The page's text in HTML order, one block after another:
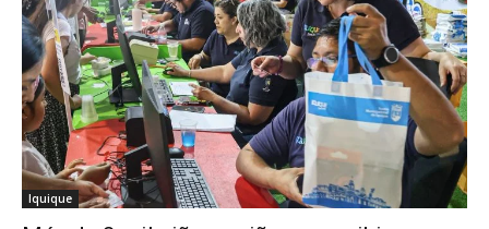
Iquique